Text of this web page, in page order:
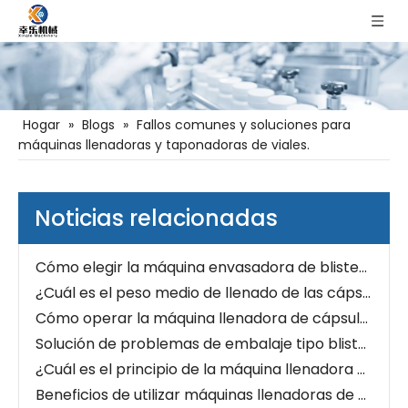
Hogar » Blogs » Fallos comunes y soluciones para
máquinas llenadoras y taponadoras de viales.
Noticias relacionadas
Liderando la industria farmacéutica hacia una nueva era: Máquina llenadora de cápsulas
Mezcle maravillosamente: mezclador tipo V